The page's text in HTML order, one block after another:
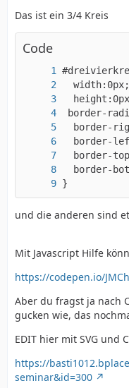
Das ist ein 3/4 Kreis
Code
}
und die anderen sind
Mit Javascript Hilfe
https://codepen.io/
Aber du fragst ja nach
gucken wie, das
EDIT hier mit SVG und
https://
seminar&id=300